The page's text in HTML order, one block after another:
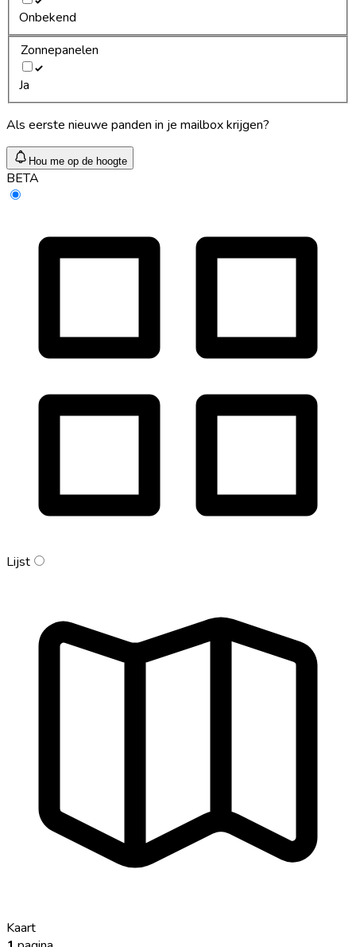
Onbekend
Zonnepanelen
Ja
Als eerste nieuwe panden in je mailbox krijgen?
Hou me op de hoogte
BETA
Lijst
Kaart